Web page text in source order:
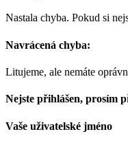
Nastala chyba. Pokud si
Navrácená chyba:
Litujeme, ale nemáte
Nejste přihlášen, prosím
Vaše uživatelské jméno